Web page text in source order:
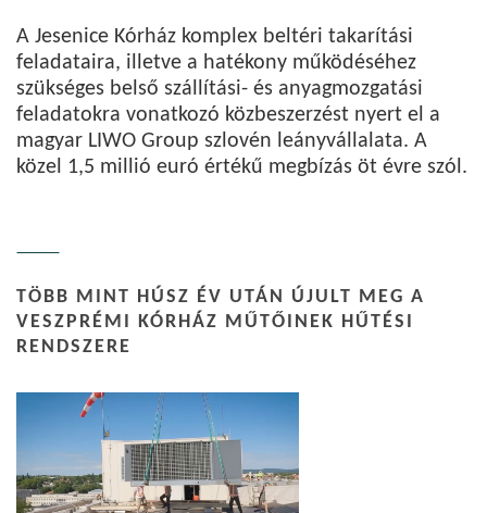
A Jesenice Kórház komplex beltéri takarítási
feladataira, illetve a hatékony működéséhez
szükséges belső szállítási- és anyagmozgatási
feladatokra vonatkozó közbeszerzést nyert el a
magyar LIWO Group szlovén leányvállalata. A
közel 1,5 millió euró értékű megbízás öt évre szól.
TÖBB MINT HÚSZ ÉV UTÁN ÚJULT MEG A
VESZPRÉMI KÓRHÁZ MŰTŐINEK HŰTÉSI
RENDSZERE